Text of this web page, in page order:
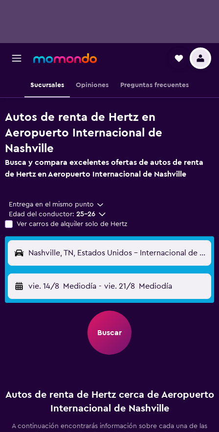
Sucursales Opiniones Preguntas frecuentes
Autos de renta de Hertz en
Aeropuerto Internacional de
Nashville
Busca y compara excelentes ofertas de autos de renta
de Hertz en Aeropuerto Internacional de Nashville
Entrega en el mismo punto
Edad del conductor: 25-26
Ver carros de alquiler solo de Hertz
Nashville, TN, Estados Unidos - Internacional de Nashville (BNA)
vie. 14/8 Mediodía - vie. 21/8 Mediodía
Buscar
Autos de renta de Hertz cerca de Aeropuerto
Internacional de Nashville
A continuación encontrarás información sobre cada una de las